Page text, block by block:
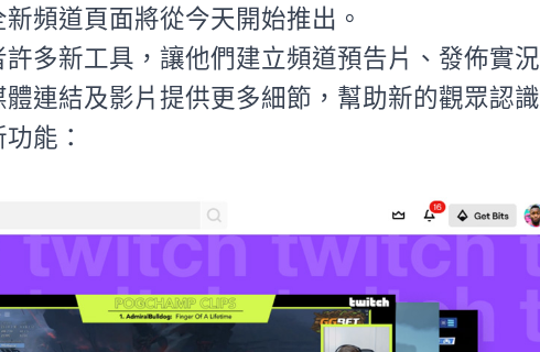
頻道頁面將從今天開始推出。
多新工具，讓他們建立頻道預告片、發佈實況
連結及影片提供更多細節，幫助新的觀眾認識
能：